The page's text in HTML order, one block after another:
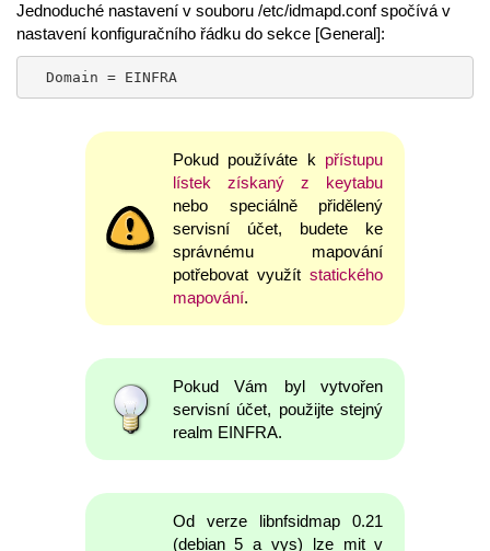
Jednoduché nastavení v souboru /etc/idmapd.conf spočívá v
nastavení konfiguračního řádku do sekce [General]:
  Domain = EINFRA
Pokud používáte k přístupu
lístek získaný z keytabu
nebo speciálně přidělený
servisní účet, budete ke
správnému mapování
potřebovat využítstatického
mapování.
Pokud Vám byl vytvořen
servisní účet, použijte stejný
realm EINFRA.
Od verze libnfsidmap 0.21
(debian 5 a vys) lze mit v